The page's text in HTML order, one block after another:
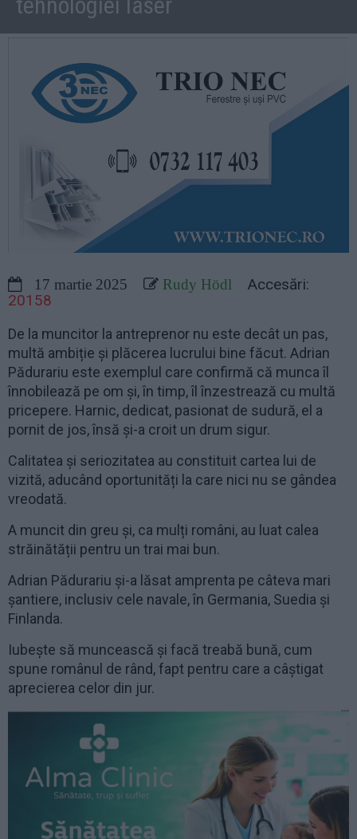
17 martie 2025 Rudy Hödl
Accesări:
20158
De la muncitor la antreprenor nu este decât un pas,
multă ambiție și plăcerea lucrului bine făcut. Adrian
Pădurariu este exemplul care confirmă că munca îl
înnobilează pe om și, în timp, îl înzestrează cu multă
pricepere. Harnic, dedicat, pasionat de sudură, el a
pornit de jos, însă și-a croit un drum sigur.
Calitatea și seriozitatea au constituit cartea lui de
vizită, aducând oportunități la care nici nu se gândea
vreodată.
A muncit din greu și, ca mulți români, au luat calea
străinătății pentru un trai mai bun.
Adrian Pădurariu și-a lăsat amprenta pe câteva mari
șantiere, inclusiv cele navale, în Germania, Suedia și
Finlanda.
Iubește să muncească și facă treabă bună, cum
spune românul de rând, fapt pentru care a câștigat
aprecierea celor din jur.